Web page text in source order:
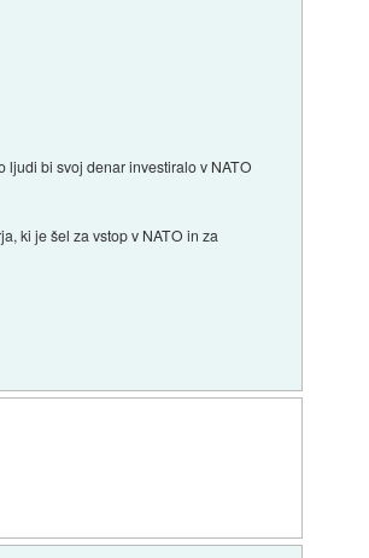
ljudi bi svoj denar investiralo v NATO
ki je šel za vstop v NATO in za